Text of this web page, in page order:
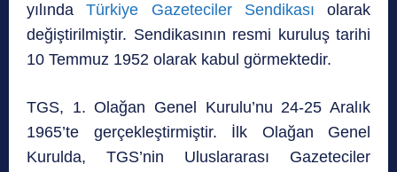
yılındaTürkiye Gazeteciler Sendikası olarak
değiştirilmiştir. Sendikasının resmi kuruluş tarihi
10 Temmuz 1952 olarak kabul görmektedir.
TGS, 1. Olağan Genel Kurulu’nu 24-25 Aralık
1965’te gerçekleştirmiştir. İlk Olağan Genel
Kurulda, TGS’nin Uluslararası Gazeteciler